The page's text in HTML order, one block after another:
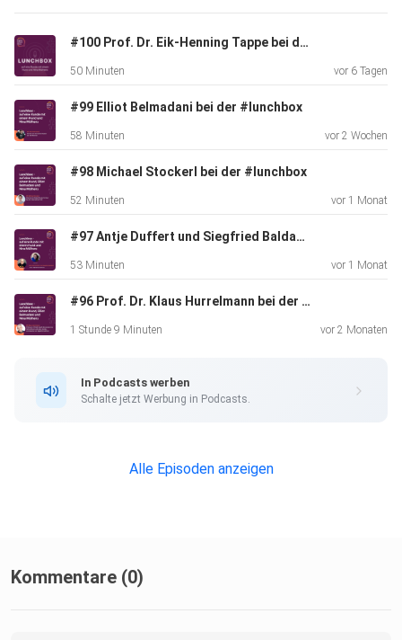
darüber,
warum genau darin oft die spannendsten Erkenntnisse
entstehen. Wir
sind gespannt auf eure Rückmeldungen. Hört gern rein!
#100 Prof. Dr. Eik-Henning Tappe bei der #lunchbox
50 Minuten vor 6 Tagen
#99 Elliot Belmadani bei der #lunchbox
58 Minuten vor 2 Wochen
#98 Michael Stockerl bei der #lunchbox
52 Minuten vor 1 Monat
#97 Antje Duffert und Siegfried Baldauf bei der #lunchbox
53 Minuten vor 1 Monat
#96 Prof. Dr. Klaus Hurrelmann bei der #lunchbox
1 Stunde 9 Minuten vor 2 Monaten
In Podcasts werben
Schalte jetzt Werbung in Podcasts.
Alle Episoden anzeigen
Kommentare (0)